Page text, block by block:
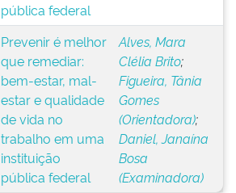
pública federal
Prevenir é melhor
que remediar:
bem-estar, mal-
estar e qualidade
de vida no
trabalho em uma
instituição
pública federal
Alves, Mara
Clélia Brito;
Figueira, Tânia
Gomes
(Orientadora);
Daniel, Janaína
Bosa
(Examinadora)